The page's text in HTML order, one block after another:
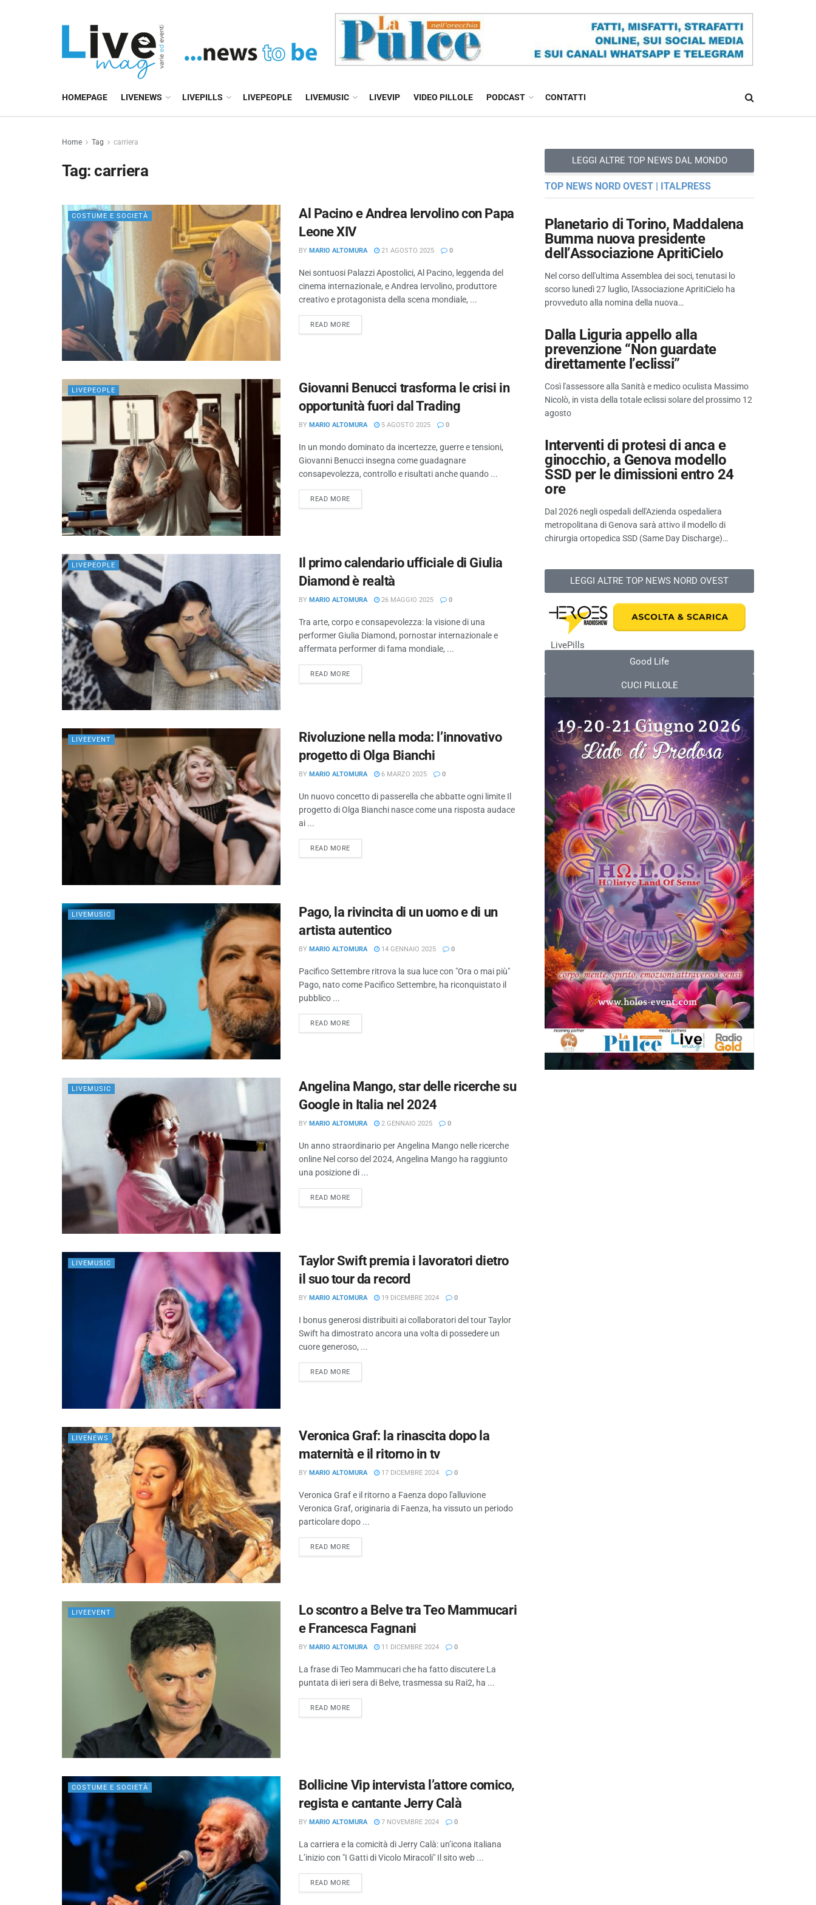
HOMEPAGE LIVENEWS LIVEPILLS LIVEPEOPLE LIVEMUSIC LIVEVIP VIDEO PILLOLE PODCAST CONTATTI
Home Tag carriera
Tag:carriera
COSTUME E SOCIETÀ
Al Pacino e Andrea Iervolino con Papa
Leone XIV
BY MARIO ALTOMURA 21 AGOSTO 2025 0
Nei sontuosi Palazzi Apostolici, Al Pacino, leggenda del
cinema internazionale, e Andrea Iervolino, produttore
creativo e protagonista della scena mondiale, ...
READ MORE
LIVEPEOPLE
Giovanni Benucci trasforma le crisi in
opportunità fuori dal Trading
BY MARIO ALTOMURA 5 AGOSTO 2025 0
In un mondo dominato da incertezze, guerre e tensioni,
Giovanni Benucci insegna come guadagnare
consapevolezza, controllo e risultati anche quando ...
READ MORE
LIVEPEOPLE
Il primo calendario ufficiale di Giulia
Diamond è realtà
BY MARIO ALTOMURA 26 MAGGIO 2025 0
Tra arte, corpo e consapevolezza: la visione di una
performer Giulia Diamond, pornostar internazionale e
affermata performer di fama mondiale, ...
READ MORE
LIVEEVENT
Rivoluzione nella moda: l’innovativo
progetto di Olga Bianchi
BY MARIO ALTOMURA 6 MARZO 2025 0
Un nuovo concetto di passerella che abbatte ogni limite Il
progetto di Olga Bianchi nasce come una risposta audace
ai ...
READ MORE
LIVEMUSIC
Pago, la rivincita di un uomo e di un
artista autentico
BY MARIO ALTOMURA 14 GENNAIO 2025 0
Pacifico Settembre ritrova la sua luce con "Ora o mai più"
Pago, nato come Pacifico Settembre, ha riconquistato il
pubblico ...
READ MORE
LIVEMUSIC
Angelina Mango, star delle ricerche su
Google in Italia nel 2024
BY MARIO ALTOMURA 2 GENNAIO 2025 0
Un anno straordinario per Angelina Mango nelle ricerche
online Nel corso del 2024, Angelina Mango ha raggiunto
una posizione di ...
READ MORE
LIVEMUSIC
Taylor Swift premia i lavoratori dietro
il suo tour da record
BY MARIO ALTOMURA 19 DICEMBRE 2024 0
I bonus generosi distribuiti ai collaboratori del tour Taylor
Swift ha dimostrato ancora una volta di possedere un
cuore generoso, ...
READ MORE
LIVENEWS
Veronica Graf: la rinascita dopo la
maternità e il ritorno in tv
BY MARIO ALTOMURA 17 DICEMBRE 2024 0
Veronica Graf e il ritorno a Faenza dopo l'alluvione
Veronica Graf, originaria di Faenza, ha vissuto un periodo
particolare dopo ...
READ MORE
LIVEEVENT
Lo scontro a Belve tra Teo Mammucari
e Francesca Fagnani
BY MARIO ALTOMURA 11 DICEMBRE 2024 0
La frase di Teo Mammucari che ha fatto discutere La
puntata di ieri sera di Belve, trasmessa su Rai2, ha ...
READ MORE
COSTUME E SOCIETÀ
Bollicine Vip intervista l’attore comico,
regista e cantante Jerry Calà
BY MARIO ALTOMURA 7 NOVEMBRE 2024 0
La carriera e la comicità di Jerry Calà: un’icona italiana
L’inizio con "I Gatti di Vicolo Miracoli" Il sito web ...
READ MORE
LEGGI ALTRE TOP NEWS DAL MONDO
TOP NEWS NORD OVEST | ITALPRESS
Planetario di Torino, Maddalena
Bumma nuova presidente
dell’Associazione ApritiCielo
Nel corso dell'ultima Assemblea dei soci, tenutasi lo
scorso lunedì 27 luglio, l'Associazione ApritiCielo ha
provveduto alla nomina della nuova…
Dalla Liguria appello alla
prevenzione “Non guardate
direttamente l’eclissi”
Così l'assessore alla Sanità e medico oculista Massimo
Nicolò, in vista della totale eclissi solare del prossimo 12
agosto
Interventi di protesi di anca e
ginocchio, a Genova modello
SSD per le dimissioni entro 24
ore
Dal 2026 negli ospedali dell'Azienda ospedaliera
metropolitana di Genova sarà attivo il modello di
chirurgia ortopedica SSD (Same Day Discharge)…
LEGGI ALTRE TOP NEWS NORD OVEST
LivePills
Good Life
CUCI PILLOLE